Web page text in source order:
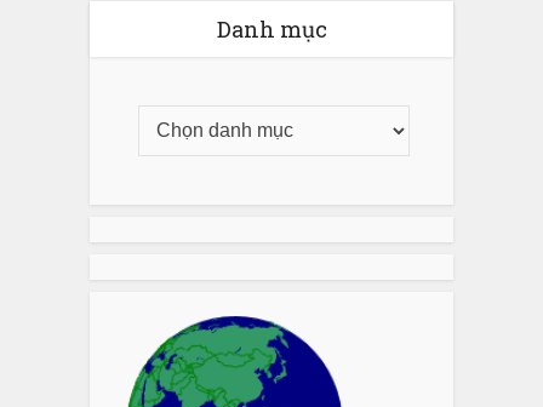
Danh mục